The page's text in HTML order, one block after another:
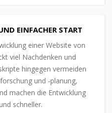
EINFACHER START
einer Website von
viel Nachdenken und
hingegen vermeiden
und -planung,
machen die Entwicklung
schneller.